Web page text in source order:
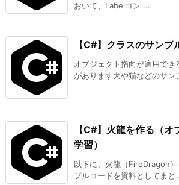
おいて、Labelコン ...
【C#】クラスのサンプ
オブジェクト指向が適用でき
があります犬や猫などのサン
【C#】火龍を作る（
学習）
以下に、火龍（FireDragon
プルコードを資料としてまと